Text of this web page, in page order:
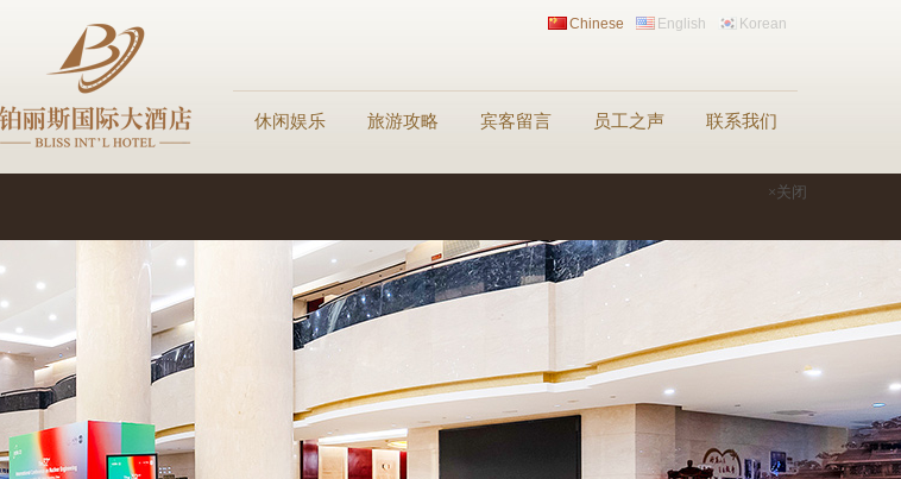
休闲娱乐 旅游攻略 宾客留言 员工之声 联系我们
Chinese English Korean
×关闭